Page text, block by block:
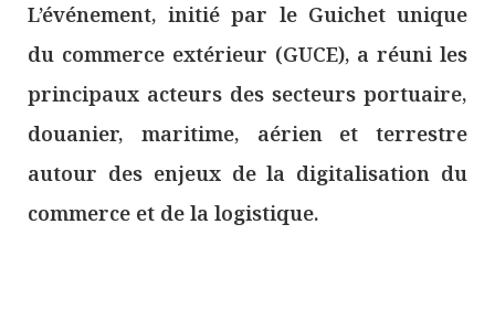
L’événement, initié par le Guichet unique
du commerce extérieur (GUCE), a réuni les
principaux acteurs des secteurs portuaire,
douanier, maritime, aérien et terrestre
autour des enjeux de la digitalisation du
commerce et de la logistique.